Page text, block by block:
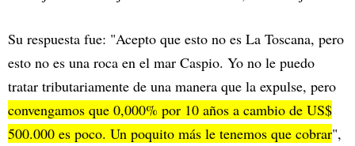
Su respuesta fue: "Acepto que esto no es La Toscana, pero
esto no es una roca en el mar Caspio. Yo no le puedo
tratar tributariamente de una manera que la expulse, pero
convengamos que 0,000% por 10 años a cambio de US$
500.000 es poco. Un poquito más le tenemos que cobrar",